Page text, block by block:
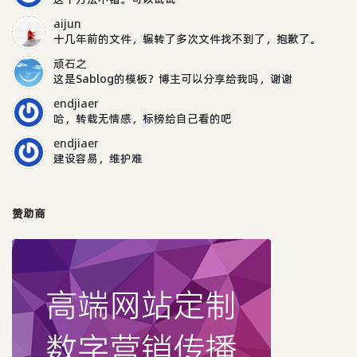
aijun
十几年前的文件，辗转了多次文件找不到了，抱歉了。
顽石之
这是Sablog的模板？博主可以分享给我吗，谢谢
endjiaer
哈，转载无情感，标榜给自己看的吧
endjiaer
建设容易，维护难
赞助商